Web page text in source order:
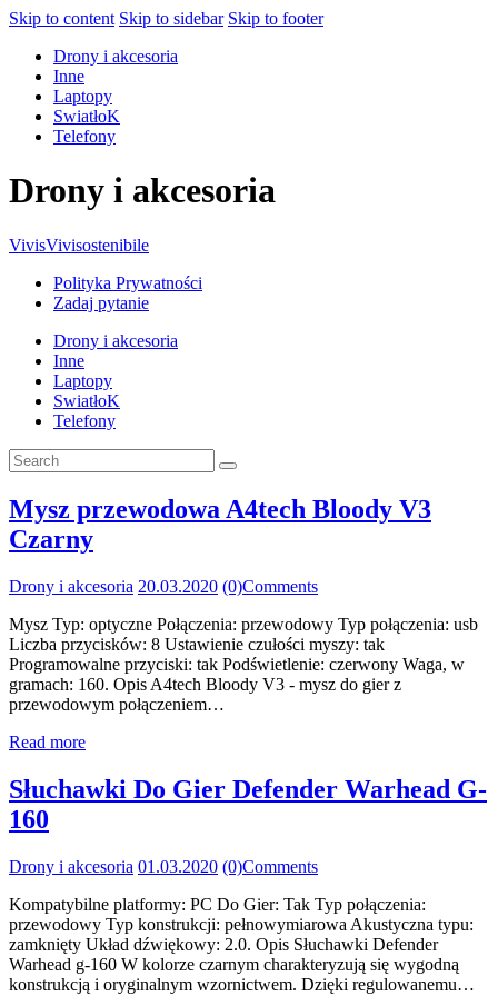
Skip to content Skip to sidebar Skip to footer
Drony i akcesoria
Inne
Laptopy
SwiatłoK
Telefony
Drony i akcesoria
VivisVivisostenibile
Polityka Prywatności
Zadaj pytanie
Drony i akcesoria
Inne
Laptopy
SwiatłoK
Telefony
Mysz przewodowa A4tech Bloody V3
Czarny
Drony i akcesoria 20.03.2020 (0)Comments
Mysz Typ: optyczne Połączenia: przewodowy Typ połączenia: usb
Liczba przycisków: 8 Ustawienie czułości myszy: tak
Programowalne przyciski: tak Podświetlenie: czerwony Waga, w
gramach: 160. Opis A4tech Bloody V3 - mysz do gier z
przewodowym połączeniem…
Read more
Słuchawki Do Gier Defender Warhead G-
160
Drony i akcesoria 01.03.2020 (0)Comments
Kompatybilne platformy: PC Do Gier: Tak Typ połączenia:
przewodowy Typ konstrukcji: pełnowymiarowa Akustyczna typu:
zamknięty Układ dźwiękowy: 2.0. Opis Słuchawki Defender
Warhead g-160 W kolorze czarnym charakteryzują się wygodną
konstrukcją i oryginalnym wzornictwem. Dzięki regulowanemu…